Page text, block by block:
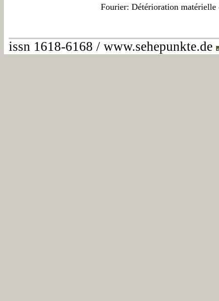
Fourier: Détérioration matérielle
issn 1618-6168 / www.sehepunkte.de